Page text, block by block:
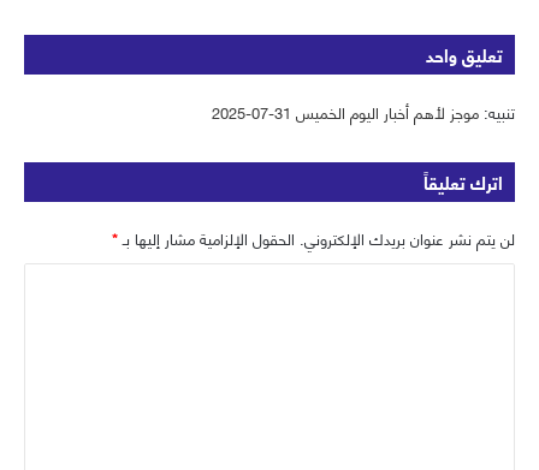
و
ق
ا
ل
ب
ي
س
ب
و
ك
و
ي
س
ت
ا
تعليق واحد
تنبيه: موجز لأهم أخبار اليوم الخميس 31-07-2025
اترك تعليقاً
لن يتم نشر عنوان بريدك الإلكتروني. الحقول الإلزامية مشار إليها بـ*